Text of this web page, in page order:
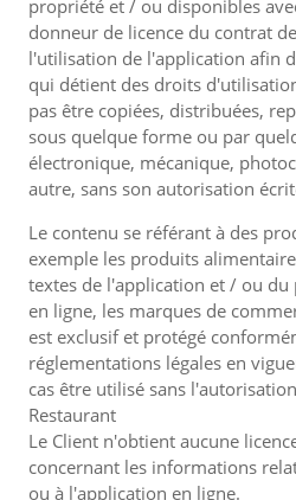
propriété et / ou disponibles
donneur de licence du contrat
l'utilisation de l'application afin
qui détient des droits
pas être copiées, distribuées,
sous quelque forme ou par
électronique, mécanique,
autre, sans son autorisation
Le contenu se référant à des
exemple les produits
textes de l'application et / ou du
en ligne, les marques de
est exclusif et protégé
réglementations légales en
cas être utilisé sans
Restaurant
Le Client n'obtient aucune
concernant les informations
ou à l'application en ligne.